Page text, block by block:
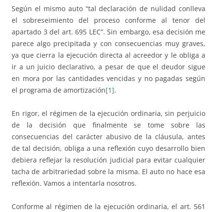
Según el mismo auto “tal declaración de nulidad conlleva
el sobreseimiento del proceso conforme al tenor del
apartado 3 del art. 695 LEC”. Sin embargo, esa decisión me
parece algo precipitada y con consecuencias muy graves,
ya que cierra la ejecución directa al acreedor y le obliga a
ir a un juicio declarativo, a pesar de que el deudor sigue
en mora por las cantidades vencidas y no pagadas según
el programa de amortización[1].
En rigor, el régimen de la ejecución ordinaria, sin perjuicio
de la decisión que finalmente se tome sobre las
consecuencias del carácter abusivo de la cláusula, antes
de tal decisión, obliga a una reflexión cuyo desarrollo bien
debiera reflejar la resolución judicial para evitar cualquier
tacha de arbitrariedad sobre la misma. El auto no hace esa
reflexión. Vamos a intentarla nosotros.
Conforme al régimen de la ejecución ordinaria, el art. 561